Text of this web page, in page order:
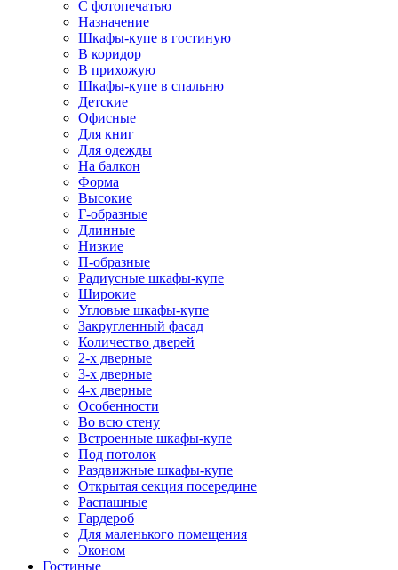
С фотопечатью
Назначение
Шкафы-купе в гостиную
В коридор
В прихожую
Шкафы-купе в спальню
Детские
Офисные
Для книг
Для одежды
На балкон
Форма
Высокие
Г-образные
Длинные
Низкие
П-образные
Радиусные шкафы-купе
Широкие
Угловые шкафы-купе
Закругленный фасад
Количество дверей
2-х дверные
3-х дверные
4-х дверные
Особенности
Во всю стену
Встроенные шкафы-купе
Под потолок
Раздвижные шкафы-купе
Открытая секция посередине
Распашные
Гардероб
Для маленького помещения
Эконом
Гостиные